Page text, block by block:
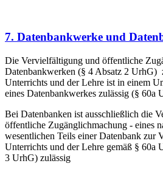
7. Datenbankwerke und
Die Vervielfältigung und öffentliche
Datenbankwerken (§ 4 Absatz 2 UrhG)
Unterrichts und der Lehre ist in einem
eines Datenbankwerkes zulässig (§ 60a
Bei Datenbanken ist ausschließlich die
öffentliche Zugänglichmachung - eines
wesentlichen Teils einer Datenbank zur
Unterrichts und der Lehre gemäß § 60a
3 UrhG) zulässig